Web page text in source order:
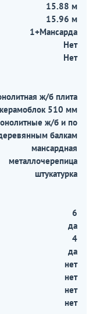
15.88 м
15.96 м
1+Мансарда
Нет
Нет
ж/б плита
керамоблок 510 мм
ж/б и по
балкам
мансардная
металлочерепица
штукатурка
6
да
4
да
нет
нет
нет
нет